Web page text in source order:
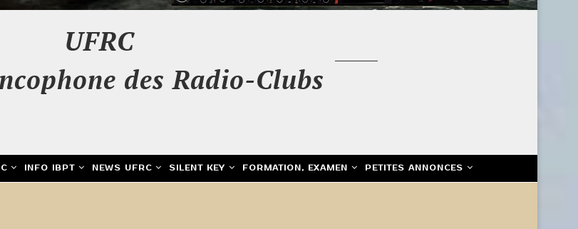
UFRC
des Radio-Clubs
INFO IBPT NEWS UFRC SILENT KEY FORMATION, EXAMEN PETITES ANNONCES